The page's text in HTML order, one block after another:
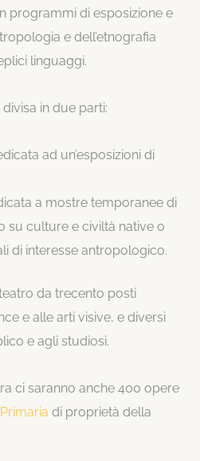
programmi di esposizione e
e dell’etnografia
linguaggi.
in due parti:
ad un’esposizioni di
a mostre temporanee di
su culture e civiltà native o
di interesse antropologico.
da trecento posti
e alle arti visive, e diversi
e agli studiosi.
ci saranno anche 400 opere
di proprietà della